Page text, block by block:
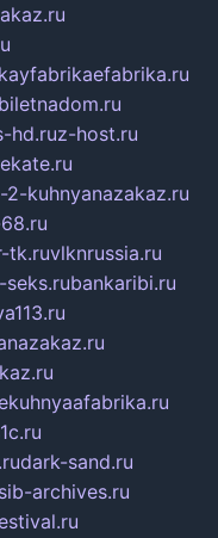
biletnadom.ru
hd.ruz-host.ru
2-kuhnyanazakaz.ru
tk.ruvlknrussia.ru
bankaribi.ru
dark-sand.ru
sib-archives.ru